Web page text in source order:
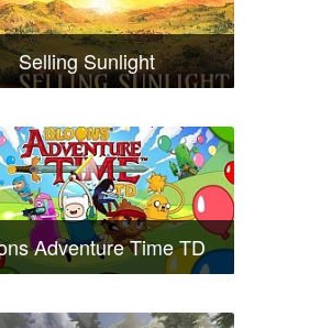
Selling Sunlight
Adventure Time TD